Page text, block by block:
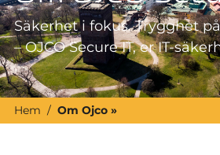
Säkerhet i fokus. Trygghet
– OJCO Secure IT, er IT-
Hem / Om Ojco »